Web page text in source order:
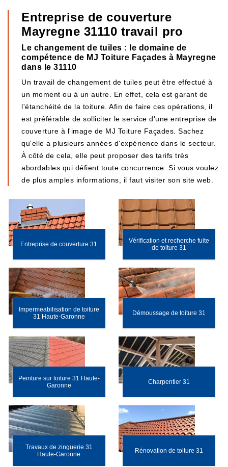
Entreprise de couverture
Mayregne 31110 travail pro
Le changement de tuiles : le domaine de
compétence de MJ Toiture Façades à Mayregne
dans le 31110
Un travail de changement de tuiles peut être effectué à
un moment ou à un autre. En effet, cela est garant de
l'étanchéité de la toiture. Afin de faire ces opérations, il
est préférable de solliciter le service d'une entreprise de
couverture à l'image de MJ Toiture Façades. Sachez
qu'elle a plusieurs années d'expérience dans le secteur.
À côté de cela, elle peut proposer des tarifs très
abordables qui défient toute concurrence. Si vous voulez
de plus amples informations, il faut visiter son site web.
Entreprise de couverture 31
Vérification et recherche fuite
de toiture 31
Impermeabilisation de toiture
31 Haute-Garonne
Démoussage de toiture 31
Peinture sur toiture 31 Haute-
Garonne
Charpentier 31
Travaux de zinguerie 31
Haute-Garonne
Rénovation de toiture 31